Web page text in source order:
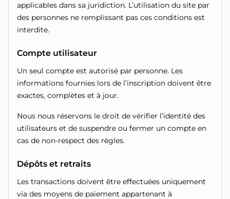
Limitation de responsabilité
Jeu responsable
Modifications des conditions
Contact et assistance
applicables dans sa juridiction. L’utilisation du site par
des personnes ne remplissant pas ces conditions est
interdite.
Compte utilisateur
Un seul compte est autorisé par personne. Les
informations fournies lors de l’inscription doivent être
exactes, complètes et à jour.
Nous nous réservons le droit de vérifier l’identité des
utilisateurs et de suspendre ou fermer un compte en
cas de non-respect des règles.
Dépôts et retraits
Les transactions doivent être effectuées uniquement
via des moyens de paiement appartenant à